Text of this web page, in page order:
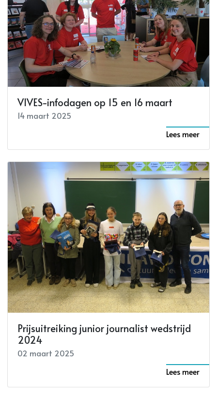
VIVES-infodagen op 15 en 16 maart
14 maart 2025
Lees meer
Prijsuitreiking junior journalist wedstrijd
2024
02 maart 2025
Lees meer